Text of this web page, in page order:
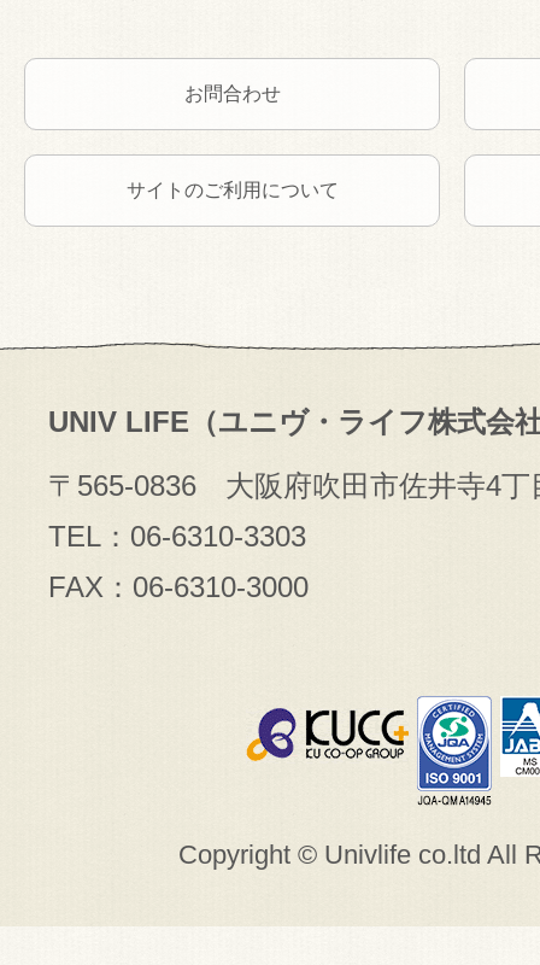
お問合わせ
サイトのご利用について
Copyright © Univlife co.ltd All
UNIV LIFE（ユニヴ・ライフ株式会
〒565-0836 大阪府吹田市佐井寺4丁
TEL：06-6310-3303
FAX：06-6310-3000